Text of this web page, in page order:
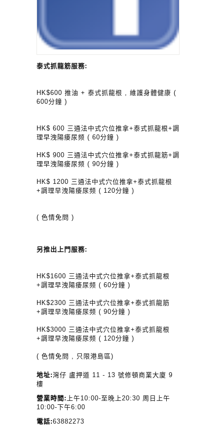
泰式抓龍筋服務:
HK$600 推油 + 泰式抓龍根 , 維護身體健康 (
600分鐘 )
HK$ 600 三通法中式穴位推拿+泰式抓龍根+調
理早洩陽痿尿频 ( 60分鐘 )
HK$ 900 三通法中式穴位推拿+泰式抓龍筋+調
理早洩陽痿尿频 ( 90分鐘 )
HK$ 1200 三通法中式穴位推拿+泰式抓龍根
+調理早洩陽痿尿频 ( 120分鐘 )
( 色情免問 )
另推出上門服務:
HK$1600 三通法中式穴位推拿+泰式抓龍根
+調理早洩陽痿尿频 ( 60分鐘 )
HK$2300 三通法中式穴位推拿+泰式抓龍筋
+調理早洩陽痿尿频 ( 90分鐘 )
HK$3000 三通法中式穴位推拿+泰式抓龍根
+調理早洩陽痿尿频 ( 120分鐘 )
( 色情免問 , 只限港島區)
地址:灣仔 盧押道 11 - 13 號修頓商業大廈 9
樓
營業時間: 上午10:00-至晚上20:30 周日上午
10:00-下午6:00
電話:63882273